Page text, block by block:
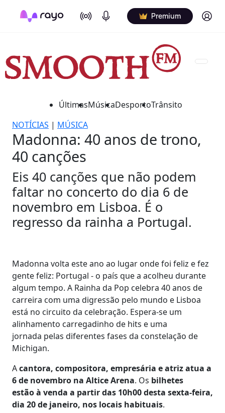
On Air Podcasts Premium Log in
ÚltimasMúsicaDesportoTrânsito
NOTÍCIAS | MÚSICA
Madonna: 40 anos de trono,
40 canções
Eis 40 canções que não podem
faltar no concerto do dia 6 de
novembro em Lisboa. É o
regresso da rainha a Portugal.
Madonna volta este ano ao lugar onde foi feliz e fez
gente feliz: Portugal - o país que a acolheu durante
algum tempo. A Rainha da Pop celebra 40 anos de
carreira com uma digressão pelo mundo e Lisboa
está no circuito da celebração. Espera-se um
alinhamento carregadinho de hits e uma
jornada pelas diferentes fases da constelação de
Michigan.
Acantora, compositora, empresária e atriz atua a
6 de novembro na Altice Arena. Os bilhetes
estão à venda a partir das 10h00 desta sexta-feira,
dia 20 de janeiro, nos locais habituais.